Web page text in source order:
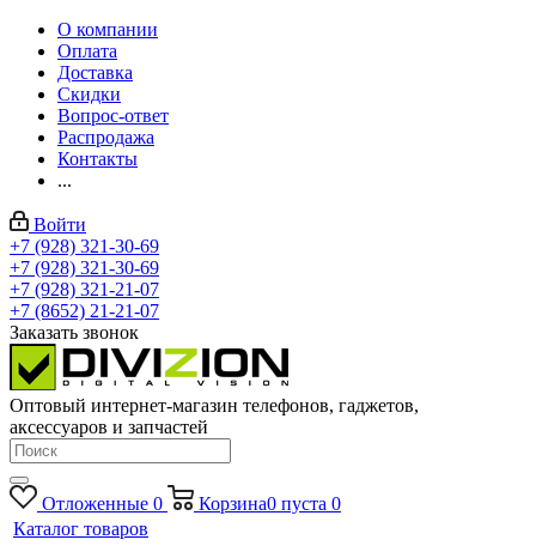
О компании
Оплата
Доставка
Скидки
Вопрос-ответ
Распродажа
Контакты
...
Войти
+7 (928) 321-30-69
+7 (928) 321-30-69
+7 (928) 321-21-07
+7 (8652) 21-21-07
Заказать звонок
Оптовый интернет-магазин телефонов, гаджетов,
аксессуаров и запчастей
Отложенные 0 Корзина0 пуста 0
Каталог товаров